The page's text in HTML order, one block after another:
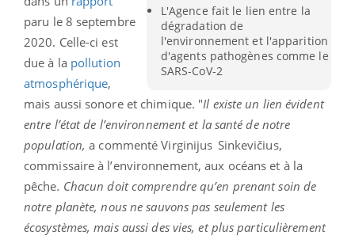
L'Agence fait le lien entre la
dégradation de
l'environnement et l'apparition
d'agents pathogènes comme le
SARS-CoV-2
paru le 8 septembre
2020. Celle-ci est
due à la pollution
atmosphérique,
mais aussi sonore et chimique. "Il existe un lien évident
entre l’état de l’environnement et la santé de notre
population,a commenté Virginijus Sinkevičius,
commissaire à l’environnement, aux océans et à la
pêche. Chacun doit comprendre qu’en prenant soin de
notre planète, nous ne sauvons pas seulement les
écosystèmes, mais aussi des vies, et plus particulièrement